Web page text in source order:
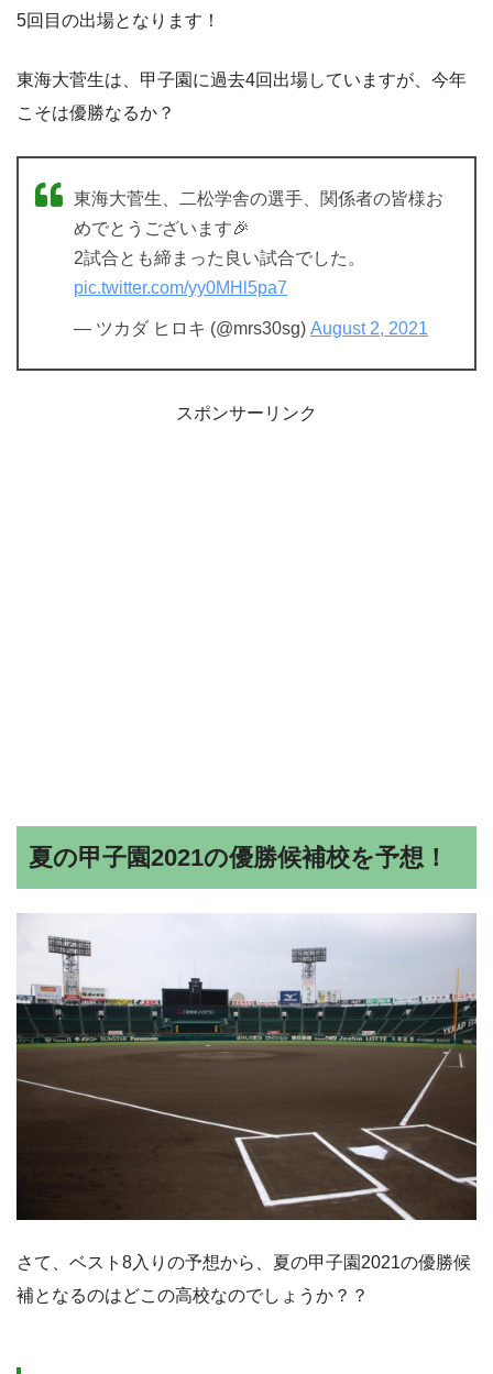
5回目の出場となります！
東海大菅生は、甲子園に過去4回出場していますが、今年
こそは優勝なるか？
東海大菅生、二松学舎の選手、関係者の皆様お
めでとうございます🎉
2試合とも締まった良い試合でした。
pic.twitter.com/yy0MHl5pa7
— ツカダ ヒロキ (@mrs30sg) August 2, 2021
スポンサーリンク
夏の甲子園2021の優勝候補校を予想！
さて、ベスト8入りの予想から、夏の甲子園2021の優勝候
補となるのはどこの高校なのでしょうか？？